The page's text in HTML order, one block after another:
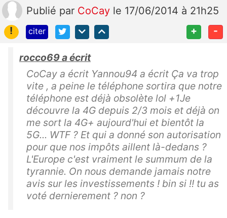
Publié par CoCay le 17/06/2014 à 21h25
!
citer + -
rocco69 a écrit
CoCay a écrit Yannou94 a écrit Ça va trop
vite , a peine le téléphone sortira que notre
téléphone est déjà obsolète lol +1Je
découvre la 4G depuis 2/3 mois et déjà on
me sort la 4G+ aujourd'hui et bientôt la
5G... WTF ? Et qui a donné son autorisation
pour que nos impôts aillent là-dedans ?
L'Europe c'est vraiment le summum de la
tyrannie. On nous demande jamais notre
avis sur les investissements ! bin si !! tu as
voté dernierement ? non ?